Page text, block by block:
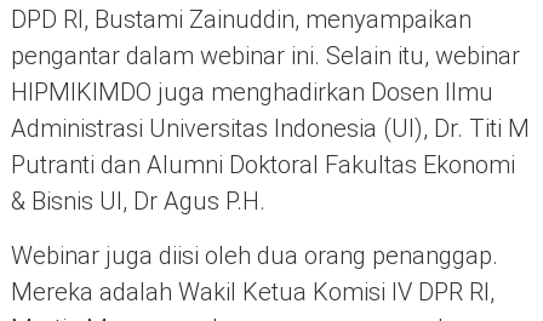
DPD RI, Bustami Zainuddin, menyampaikan
pengantar dalam webinar ini. Selain itu, webinar
HIPMIKIMDO juga menghadirkan Dosen Ilmu
Administrasi Universitas Indonesia (UI), Dr. Titi M
Putranti dan Alumni Doktoral Fakultas Ekonomi
& Bisnis UI, Dr Agus P.H.
Webinar juga diisi oleh dua orang penanggap.
Mereka adalah Wakil Ketua Komisi IV DPR RI,